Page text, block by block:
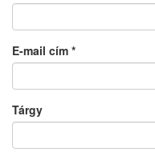
E-mail cím *
Tárgy